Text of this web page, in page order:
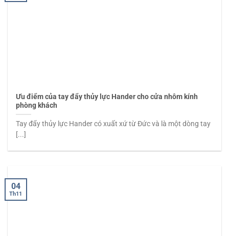
Ưu điểm của tay đẩy thủy lực Hander cho cửa nhôm kính
phòng khách
Tay đẩy thủy lực Hander có xuất xứ từ Đức và là một dòng tay
[...]
04
Th11